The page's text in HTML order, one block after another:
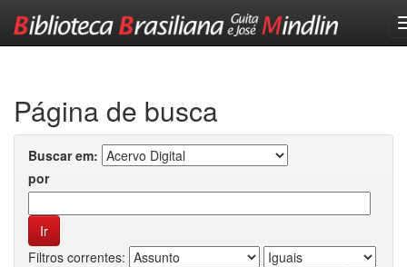
Página de busca
Buscar em:
por
Filtros correntes: